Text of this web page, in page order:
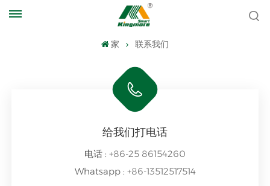
家 联系我们
给我们打电话
电话 : +86-25 86154260
Whatsapp : +86-13512517514